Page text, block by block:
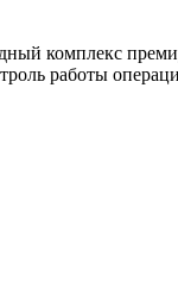
комплекс
работы